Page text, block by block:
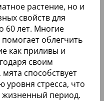
растение, но и
свойств для
60 лет. Многие
облегчить
как приливы и
своим
способствует
стресса, что
жизненный период.